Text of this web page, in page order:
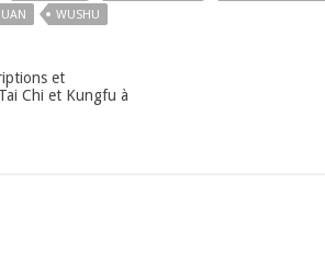
WUSHU
et
Chi et Kungfu à